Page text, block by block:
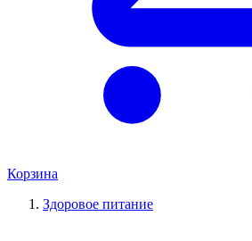
Корзина
Здоровое питание